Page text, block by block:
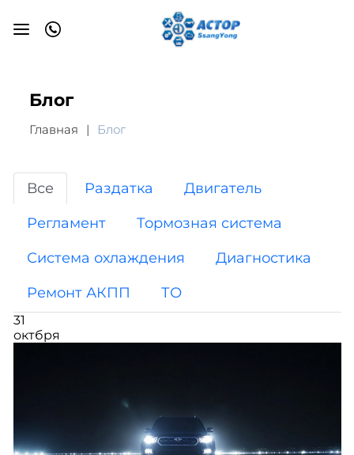
Блог
Главная Блог
Все Раздатка
Двигатель
Регламент
Тормозная система
Система охлаждения
Диагностика
Ремонт АКПП
ТО
31
октбря